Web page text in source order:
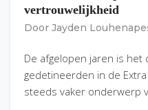
vertrouwelijkheid
Door Jayden
De afgelopen jaren is
gedetineerden in de Extra
steeds vaker onderwerp